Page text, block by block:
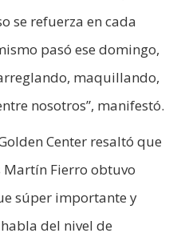
se refuerza en cada
pasó ese domingo,
maquillando,
nosotros”, manifestó.
Center resaltó que
Martín Fierro obtuvo
súper importante y
del nivel de